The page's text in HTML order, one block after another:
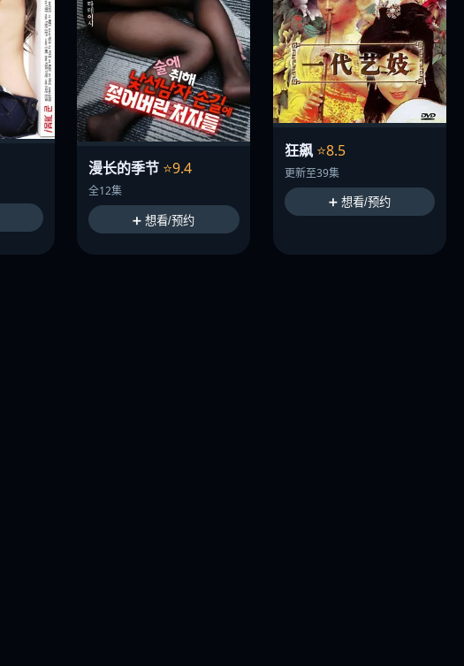
漫长的季节 ⭐9.4
全12集
➕ 想看/预约
狂飙 ⭐8.5
更新至39集
➕ 想看/预约